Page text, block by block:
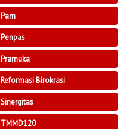
Pam
Penpas
Pramuka
Reformasi Birokrasi
Sinergitas
TMMD120